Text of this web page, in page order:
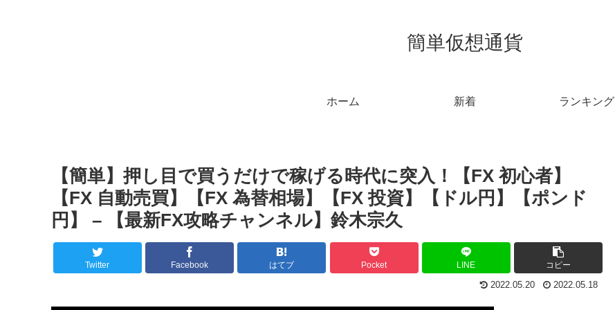
簡単仮想通貨
ホーム 新着 ランキング
【簡単】押し目で買うだけで稼げる時代に突入！【FX 初心者】
【FX 自動売買】【FX 為替相場】【FX 投資】【ドル円】【ポンド
円】 – 【最新FX攻略チャンネル】鈴木宗久
Twitter Facebook はてブ Pocket LINE コピー
2022.05.20 2022.05.18